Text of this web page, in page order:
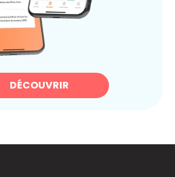
DÉCOUVRIR